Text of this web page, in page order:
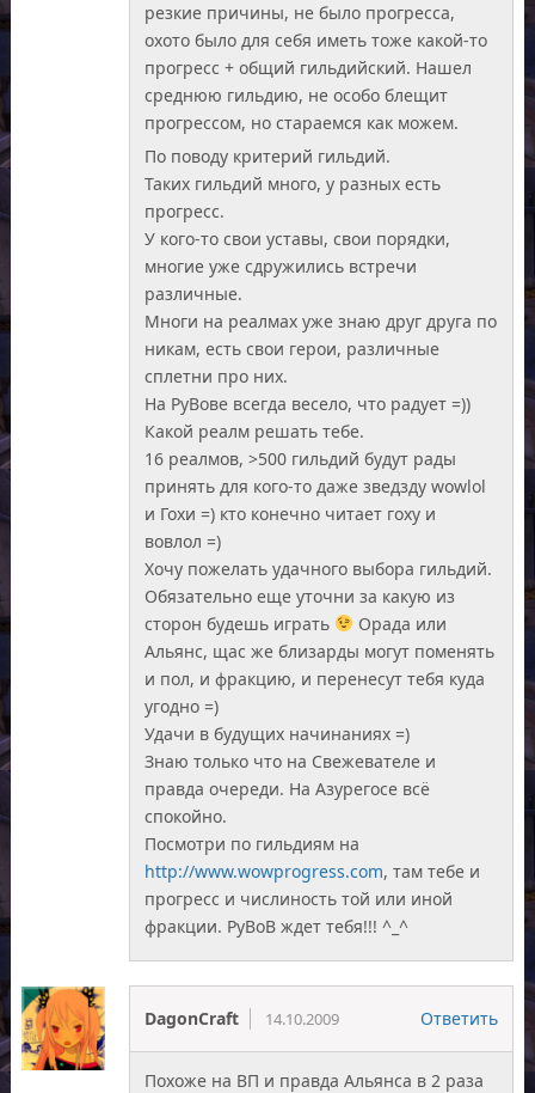
резкие причины, не было прогресса,
охото было для себя иметь тоже какой-то
прогресс + общий гильдийский. Нашел
среднюю гильдию, не особо блещит
прогрессом, но стараемся как можем.
По поводу критерий гильдий.
Таких гильдий много, у разных есть
прогресс.
У кого-то свои уставы, свои порядки,
многие уже сдружились встречи
различные.
Многи на реалмах уже знаю друг друга по
никам, есть свои герои, различные
сплетни про них.
На РуВове всегда весело, что радует =))
Какой реалм решать тебе.
16 реалмов, >500 гильдий будут рады
принять для кого-то даже зведзду wowlol
и Гохи =) кто конечно читает гоху и
вовлол =)
Хочу пожелать удачного выбора гильдий.
Обязательно еще уточни за какую из
сторон будешь играть
Орада или
Альянс, щас же близарды могут поменять
и пол, и фракцию, и перенесут тебя куда
угодно =)
Удачи в будущих начинаниях =)
Знаю только что на Свежевателе и
правда очереди. На Азурегосе всё
спокойно.
Посмотри по гильдиям на
http://www.wowprogress.com, там тебе и
прогресс и числиность той или иной
фракции. РуВоВ ждет тебя!!! ^_^
DagonCraft 14.10.2009 Ответить
Похоже на ВП и правда Альянса в 2 раза